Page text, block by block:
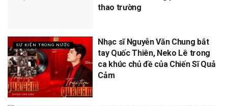
thao trường
SỰ KIỆN TRONG NƯỚC
Nhạc sĩ Nguyễn Văn Chung bắt
tay Quốc Thiên, Neko Lê trong
ca khúc chủ đề của Chiến Sĩ Quả
Cảm